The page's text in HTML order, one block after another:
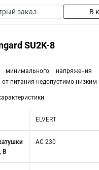
заказ В
SU2K-8
минимального напряжения
от питания недопустимо
ELVERT
В
AC 230